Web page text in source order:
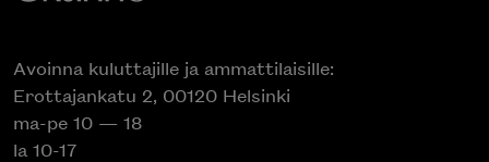
Avoinna kuluttajille ja ammattilaisille:
Erottajankatu 2, 00120 Helsinki
ma-pe 10 — 18
la 10-17